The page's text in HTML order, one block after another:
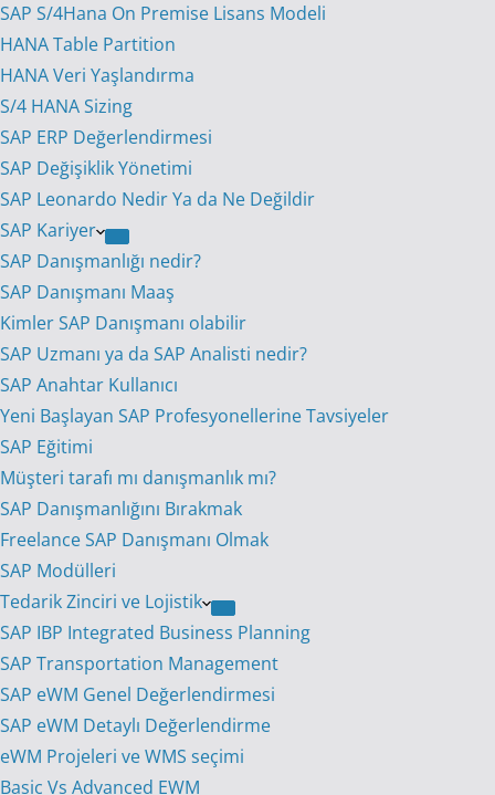
SAP S/4Hana On Premise Lisans Modeli
HANA Table Partition
HANA Veri Yaşlandırma
S/4 HANA Sizing
SAP ERP Değerlendirmesi
SAP Değişiklik Yönetimi
SAP Leonardo Nedir Ya da Ne Değildir
SAP Kariyer
SAP Danışmanlığı nedir?
SAP Danışmanı Maaş
Kimler SAP Danışmanı olabilir
SAP Uzmanı ya da SAP Analisti nedir?
SAP Anahtar Kullanıcı
Yeni Başlayan SAP Profesyonellerine Tavsiyeler
SAP Eğitimi
Müşteri tarafı mı danışmanlık mı?
SAP Danışmanlığını Bırakmak
Freelance SAP Danışmanı Olmak
SAP Modülleri
Tedarik Zinciri ve Lojistik
SAP IBP Integrated Business Planning
SAP Transportation Management
SAP eWM Genel Değerlendirmesi
SAP eWM Detaylı Değerlendirme
eWM Projeleri ve WMS seçimi
Basic Vs Advanced EWM